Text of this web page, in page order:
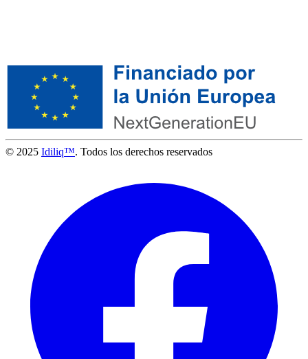
© 2025 Idiliq™. Todos los derechos reservados